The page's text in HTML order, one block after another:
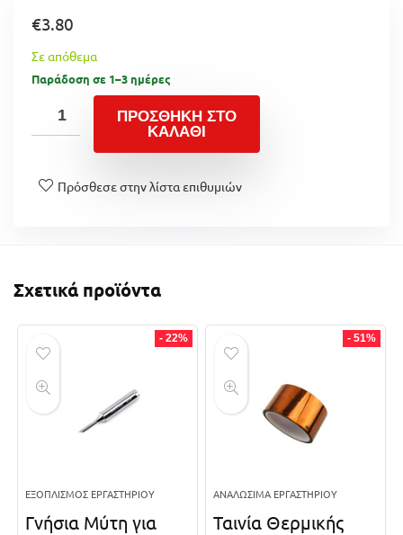
€3.80
Σε απόθεμα
Παράδοση σε 1–3 ημέρες
ΠΡΟΣΘΉΚΗ ΣΤΟ
ΚΑΛΆΘΙ
Πρόσθεσε στην λίστα επιθυμιών
Σχετικά προϊόντα
- 22%
ΕΞΟΠΛΙΣΜΌΣ ΕΡΓΑΣΤΗΡΊΟΥ
Γνήσια Μύτη για
- 51%
ΑΝΑΛΏΣΙΜΑ ΕΡΓΑΣΤΗΡΊΟΥ
Ταινία Θερμικής